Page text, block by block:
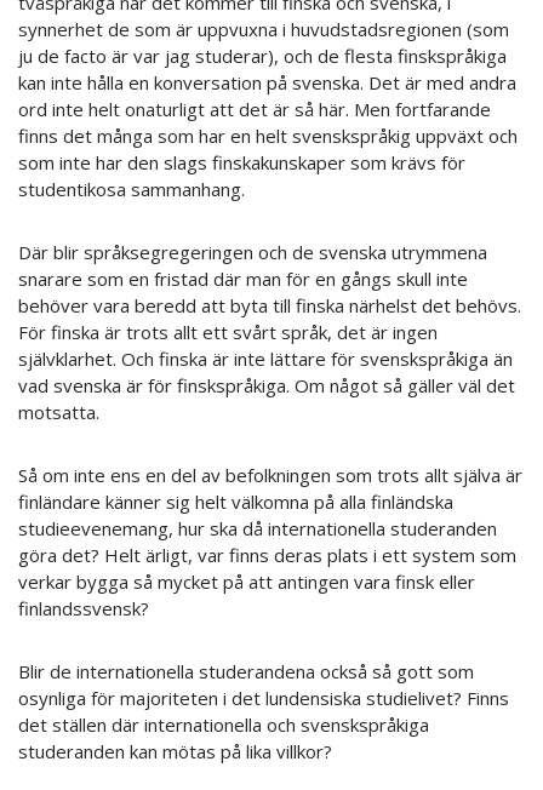
synnerhet de som är uppvuxna i huvudstadsregionen (som
ju de facto är var jag studerar), och de flesta finskspråkiga
kan inte hålla en konversation på svenska. Det är med andra
ord inte helt onaturligt att det är så här. Men fortfarande
finns det många som har en helt svenskspråkig uppväxt och
som inte har den slags finskakunskaper som krävs för
studentikosa sammanhang.
Där blir språksegregeringen och de svenska utrymmena
snarare som en fristad där man för en gångs skull inte
behöver vara beredd att byta till finska närhelst det behövs.
För finska är trots allt ett svårt språk, det är ingen
självklarhet. Och finska är inte lättare för svenskspråkiga än
vad svenska är för finskspråkiga. Om något så gäller väl det
motsatta.
Så om inte ens en del av befolkningen som trots allt själva är
finländare känner sig helt välkomna på alla finländska
studieevenemang, hur ska då internationella studeranden
göra det? Helt ärligt, var finns deras plats i ett system som
verkar bygga så mycket på att antingen vara finsk eller
finlandssvensk?
Blir de internationella studerandena också så gott som
osynliga för majoriteten i det lundensiska studielivet? Finns
det ställen där internationella och svenskspråkiga
studeranden kan mötas på lika villkor?